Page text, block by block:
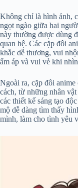
Không chỉ là hình ảnh,
ngọt ngào giữa hai
này thường được dùng
quan hệ. Các cặp đôi
khắc dễ thương, vui
ấm áp và vui vẻ khi
Ngoài ra, cặp đôi
cách, từ những nhân
các thiết kế sáng tạo
mộ dễ dàng tìm thấy
mình, làm cho tình yêu